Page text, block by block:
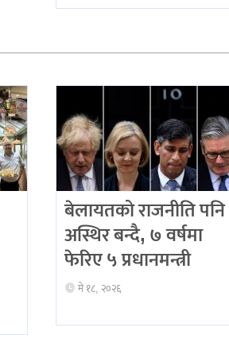
बेलायतको राजनीति पनि
अस्थिर बन्दै, ७ वर्षमा
फेरिए ५ प्रधानमन्त्री
मे १८, २०२६